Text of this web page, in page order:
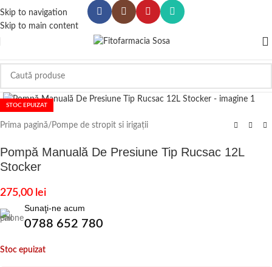
Skip to navigation
Skip to main content
STOC EPUIZAT
Prima pagină/ Pompe de stropit si irigații
Pompă Manuală De Presiune Tip Rucsac 12L
Stocker
275,00 lei
Sunaţi-ne acum
0788 652 780
Stoc epuizat